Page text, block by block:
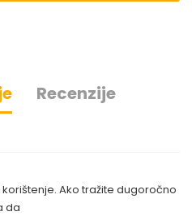
Recenzije
Ako tražite dugoročno
da